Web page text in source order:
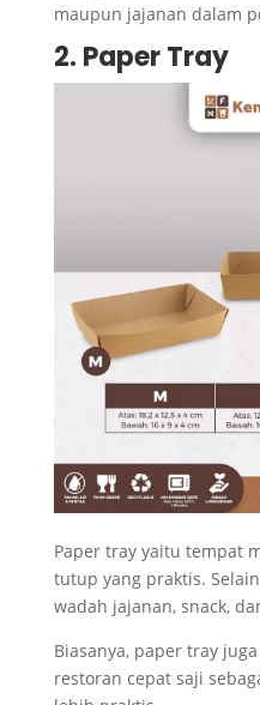
maupun jajanan dalam
2. Paper Tray
Paper tray yaitu tempat
tutup yang praktis.
wadah jajanan, snack,
Biasanya, paper tray
restoran cepat saji